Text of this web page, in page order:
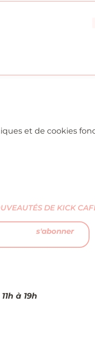
et de cookies
DE KICK
s'abonner
à 19h​